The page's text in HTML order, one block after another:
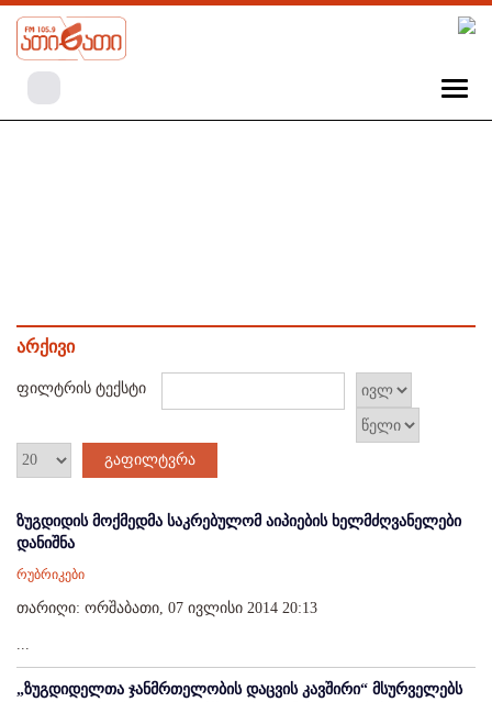
არქივი
ფილტრის ტექსტი
გაფილტვრა
ზუგდიდის მოქმედმა საკრებულომ აიპიების ხელმძღვანელები
დანიშნა
რუბრიკები
თარიღი: ორშაბათი, 07 ივლისი 2014 20:13
...
„ზუგდიდელთა ჯანმრთელობის დაცვის კავშირი“ მსურველებს